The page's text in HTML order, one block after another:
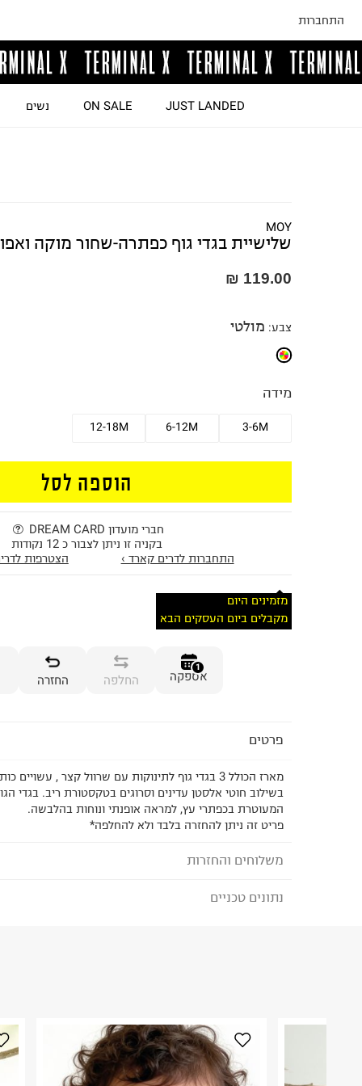
התחברות
JUST LANDED
ON SALE נשים
MOY
שלישיית בגדי גוף כפתרה-שחור מוקה
119.00 ₪
צבע: מולטי
מידה
3-6M
6-12M
12-18M
הוספה לסל
חברי מועדון DREAM CARD
בקניה זו ניתן לצבור כ 12 נקודות
התחברות לדרים קארד ›
הצטרפות
מזמינים היום
מקבלים ביום העסקים הבא
1
אספקה החלפה החזרה
פרטים
מארז הכולל 3 בגדי גוף לתינוקות עם שרוול קצר ,
בשילוב חוטי אלסטן עדינים וסרוגים בטקסטורת ריב. בגדי
המעוטרת בכפתרי עץ, למראה אופנתי ונוחות בהלבשה.
פריט זה ניתן להחזרה בלבד ולא להחלפה*
משלוחים והחזרות
לבחירת בשיטת המשלוח המתאימה לכם,
לפני החזרת החבילה, חשוב להדביק את מדבקת
במקום בו הודבקה הכתובת שלכם.
נתונים טכניים